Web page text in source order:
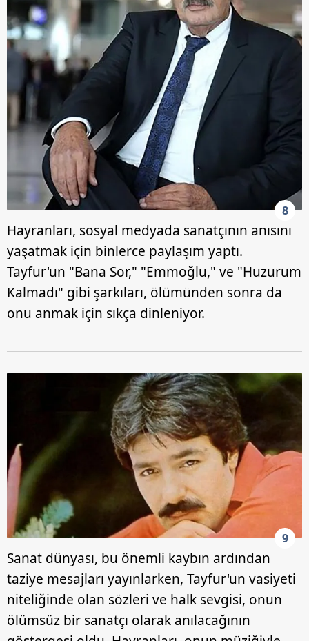
8
Hayranları, sosyal medyada sanatçının anısını
yaşatmak için binlerce paylaşım yaptı.
Tayfur'un "Bana Sor," "Emmoğlu," ve "Huzurum
Kalmadı" gibi şarkıları, ölümünden sonra da
onu anmak için sıkça dinleniyor.
9
Sanat dünyası, bu önemli kaybın ardından
taziye mesajları yayınlarken, Tayfur'un vasiyeti
niteliğinde olan sözleri ve halk sevgisi, onun
ölümsüz bir sanatçı olarak anılacağının